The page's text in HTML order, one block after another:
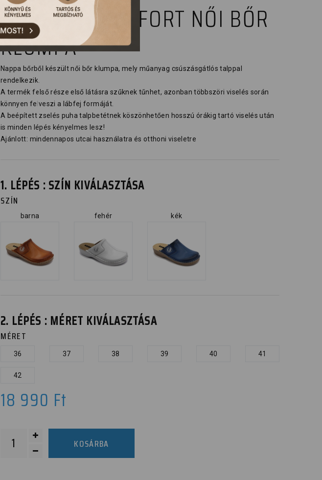
360 LEON COMFORT NŐI BŐR
KLUMPA
Nappa bőrből készült női bőr klumpa, mely műanyag csúszásgátlós talppal
rendelkezik.
A termék felső része első látásra szűknek tűnhet, azonban többszöri viselés során
könnyen felveszi a lábfej formáját.
A beépített zselés puha talpbetétnek köszönhetően hosszú órákig tartó viselés után
is minden lépés kényelmes lesz!
Ajánlott: mindennapos utcai használatra és otthoni viseletre
1. LÉPÉS : SZÍN KIVÁLASZTÁSA
SZÍN
barna fehér kék
2. LÉPÉS : MÉRET KIVÁLASZTÁSA
MÉRET
36 37 38 39 40 41
42
18 990 Ft
KOSÁRBA